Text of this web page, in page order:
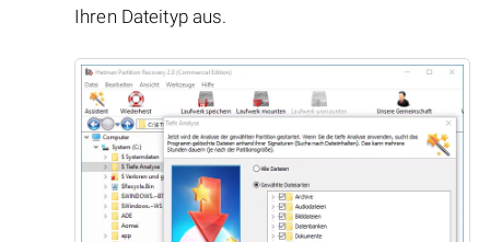
Ihren Dateityp aus.